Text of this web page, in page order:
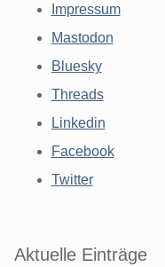
Impressum
Mastodon
Bluesky
Threads
Linkedin
Facebook
Twitter
Aktuelle Einträge